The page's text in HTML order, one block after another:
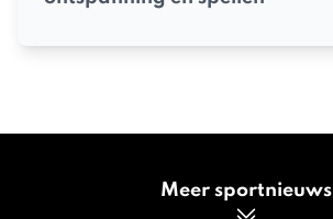
Meer sportnieuws